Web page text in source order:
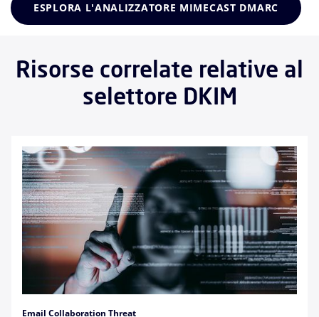
ESPLORA L'ANALIZZATORE MIMECAST DMARC
Risorse correlate relative al
selettore DKIM
Email Collaboration Threat